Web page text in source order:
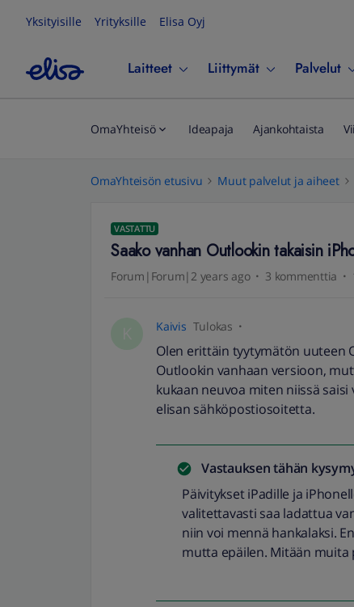
Yksityisille Yrityksille Elisa Oyj
Laitteet Liittymät Palvelut
OmaYhteisö Ideapaja Ajankohtaista
OmaYhteisön etusivu Muut palvelut ja aiheet
VASTATTU
Saako vanhan Outlookin takaisin
Forum|Forum|2 years ago 3 kommenttia
Kaivis Tulokas
Olen erittäin tyytymätön uuteen
Outlookin vanhaan versioon,
kukaan neuvoa miten niissä
elisan sähköpostiosoitetta.
Vastauksen tähän
Päivitykset iPadille ja
valitettavasti saa ladattua
niin voi mennä hankalaksi.
mutta epäilen. Mitään muita